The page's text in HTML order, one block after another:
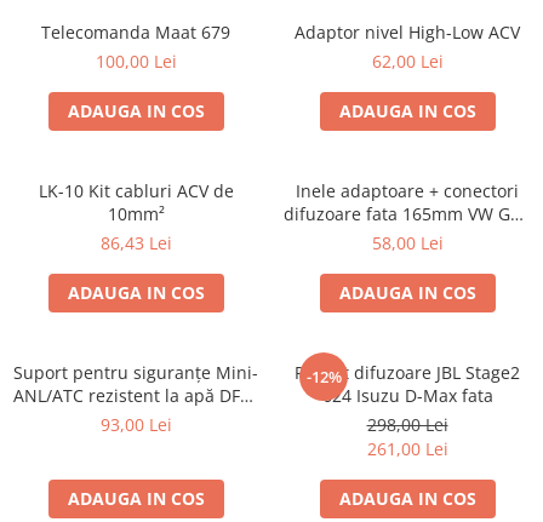
Telecomanda Maat 679
100,00 Lei
ADAUGA IN COS
Adaptor nivel High-Low ACV
62,00 Lei
ADAUGA IN COS
LK-10 Kit cabluri ACV de
10mm²
86,43 Lei
ADAUGA IN COS
Inele adaptoare + conectori
difuzoare fata 165mm VW Golf
V, VI
58,00 Lei
ADAUGA IN COS
Suport pentru siguranțe Mini-
ANL/ATC rezistent la apă DFH-
WP-ANL
93,00 Lei
ADAUGA IN COS
-12%
Pachet difuzoare JBL Stage2
624 Isuzu D-Max fata
298,00 Lei
261,00 Lei
ADAUGA IN COS